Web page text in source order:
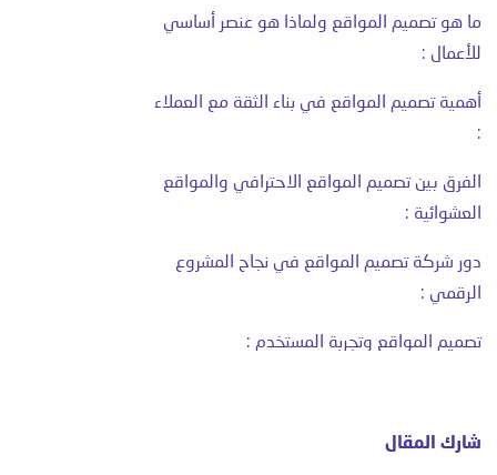
ما هو تصميم المواقع ولماذا هو عنصر أساسي
للأعمال :
أهمية تصميم المواقع في بناء الثقة مع العملاء
:
الفرق بين تصميم المواقع الاحترافي والمواقع
العشوائية :
دور شركة تصميم المواقع في نجاح المشروع
الرقمي :
تصميم المواقع وتجربة المستخدم :
لماذا تحتاج إلى شركة تقدم حلولًا متكاملة :
شارك المقال